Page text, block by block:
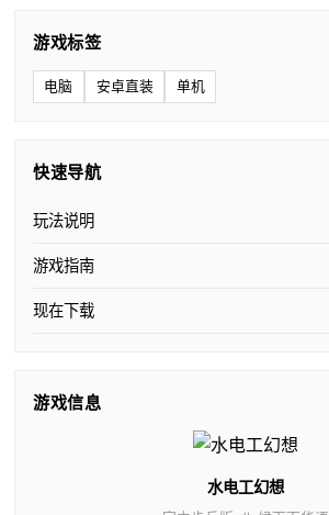
游戏标签
电脑 安卓直装 单机
快速导航
玩法说明
游戏指南
现在下载
游戏信息
水电工幻想